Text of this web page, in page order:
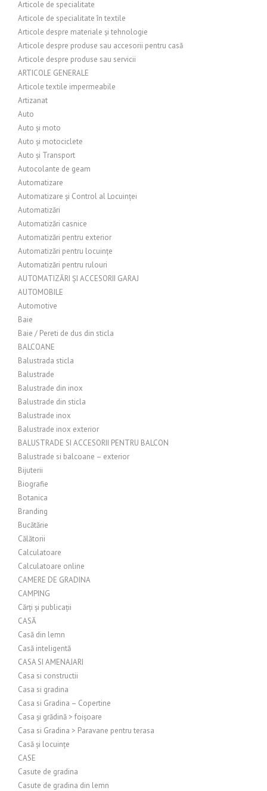
Articole de specialitate
Articole de specialitate în textile
Articole despre materiale și tehnologie
Articole despre produse sau accesorii pentru casă
Articole despre produse sau servicii
ARTICOLE GENERALE
Articole textile impermeabile
Artizanat
Auto
Auto și moto
Auto și motociclete
Auto și Transport
Autocolante de geam
Automatizare
Automatizare și Control al Locuinței
Automatizări
Automatizări casnice
Automatizări pentru exterior
Automatizări pentru locuințe
Automatizări pentru rulouri
AUTOMATIZĂRI ȘI ACCESORII GARAJ
AUTOMOBILE
Automotive
Baie
Baie / Pereti de dus din sticla
BALCOANE
Balustrada sticla
Balustrade
Balustrade din inox
Balustrade din sticla
Balustrade inox
Balustrade inox exterior
BALUSTRADE SI ACCESORII PENTRU BALCON
Balustrade si balcoane – exterior
Bijuterii
Biografie
Botanica
Branding
Bucătărie
Călătorii
Calculatoare
Calculatoare online
CAMERE DE GRADINA
CAMPING
Cărți și publicații
CASĂ
Casă din lemn
Casă inteligentă
CASA SI AMENAJARI
Casa si constructii
Casa si gradina
Casa si Gradina – Copertine
Casa și grădină > foișoare
Casa si Gradina > Paravane pentru terasa
Casă și locuințe
CASE
Casute de gradina
Casute de gradina din lemn